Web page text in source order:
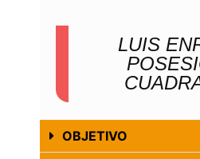
LUIS
OBJETIVO